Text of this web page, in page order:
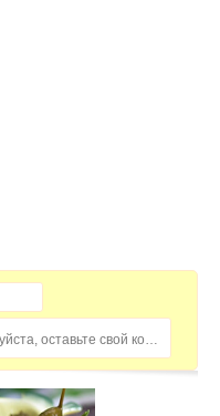
Домохозяйка, пожалуйста, оставьте свой комментарий...